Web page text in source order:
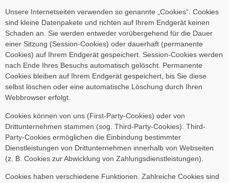
Unsere Internetseiten verwenden so genannte „Cookies“. Cookies
sind kleine Datenpakete und richten auf Ihrem Endgerät keinen
Schaden an. Sie werden entweder vorübergehend für die Dauer
einer Sitzung (Session-Cookies) oder dauerhaft (permanente
Cookies) auf Ihrem Endgerät gespeichert. Session-Cookies werden
nach Ende Ihres Besuchs automatisch gelöscht. Permanente
Cookies bleiben auf Ihrem Endgerät gespeichert, bis Sie diese
selbst löschen oder eine automatische Löschung durch Ihren
Webbrowser erfolgt.
Cookies können von uns (First-Party-Cookies) oder von
Drittunternehmen stammen (sog. Third-Party-Cookies). Third-
Party-Cookies ermöglichen die Einbindung bestimmter
Dienstleistungen von Drittunternehmen innerhalb von Webseiten
(z. B. Cookies zur Abwicklung von Zahlungsdienstleistungen).
Cookies haben verschiedene Funktionen. Zahlreiche Cookies sind